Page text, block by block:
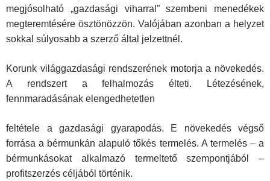
megjósolható „gazdasági viharral” szembeni me­nedékek
megteremtésére ösztönözzön. Valójában azonban a helyzet
sokkal súlyosabb a szerző által jelzettnél.
Korunk világgazdasági rendszerének motorja a növekedés.
A rendszert a felhalmozás élteti. Létezésének,
fennmaradásának elengedhetetlen
feltétele a gazdasági gyarapodás. E növekedés végső
forrása a bérmun­kán alapuló tőkés termelés. A termelés – a
bérmunkásokat alkalmazó termeltető szempontjából –
profitszerzés céljából történik.